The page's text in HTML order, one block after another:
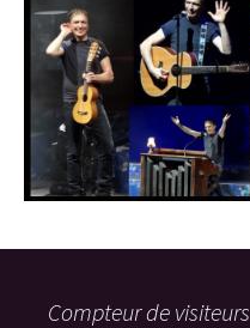
Compteur de visiteurs